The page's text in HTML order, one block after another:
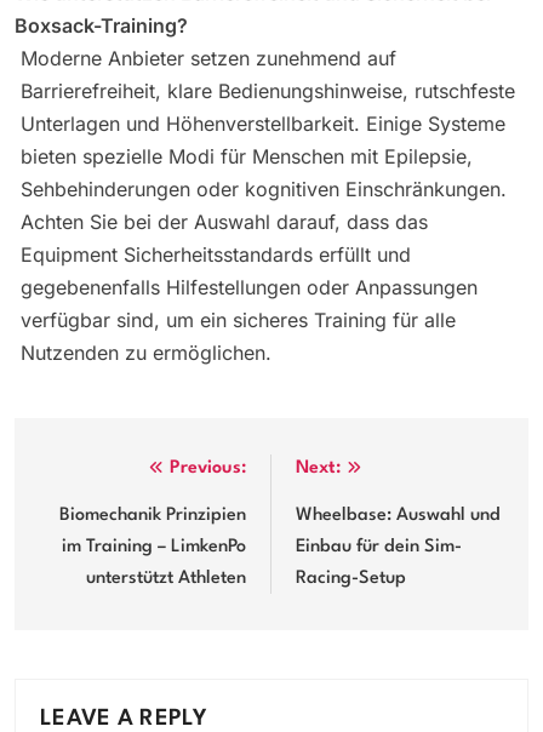
Boxsack-Training?
Moderne Anbieter setzen zunehmend auf
Barrierefreiheit, klare Bedienungshinweise, rutschfeste
Unterlagen und Höhenverstellbarkeit. Einige Systeme
bieten spezielle Modi für Menschen mit Epilepsie,
Sehbehinderungen oder kognitiven Einschränkungen.
Achten Sie bei der Auswahl darauf, dass das
Equipment Sicherheitsstandards erfüllt und
gegebenenfalls Hilfestellungen oder Anpassungen
verfügbar sind, um ein sicheres Training für alle
Nutzenden zu ermöglichen.
navigation
Previous:
Biomechanik Prinzipien
im Training – LimkenPo
unterstützt Athleten
Next:
Wheelbase: Auswahl und
Einbau für dein Sim-
Racing-Setup
LEAVE A REPLY